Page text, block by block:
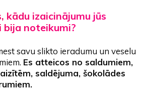
kādu izaicinājumu jūs
bija noteikumi?
savu slikto ieradumu un veselu
Es atteicos no saldumiem,
saldējuma, šokolādes